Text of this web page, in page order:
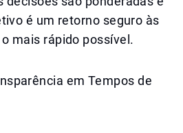
é um retorno seguro às
mais rápido possível.
em Tempos de